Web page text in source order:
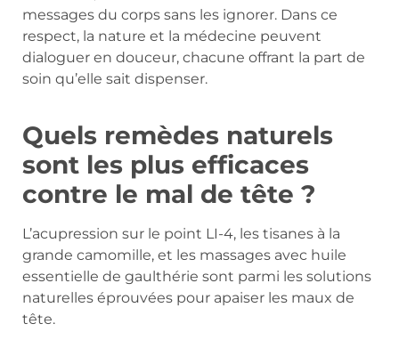
messages du corps sans les ignorer. Dans ce
respect, la nature et la médecine peuvent
dialoguer en douceur, chacune offrant la part de
soin qu’elle sait dispenser.
Quels remèdes naturels
sont les plus efficaces
contre le mal de tête ?
L’acupression sur le point LI-4, les tisanes à la
grande camomille, et les massages avec huile
essentielle de gaulthérie sont parmi les solutions
naturelles éprouvées pour apaiser les maux de
tête.